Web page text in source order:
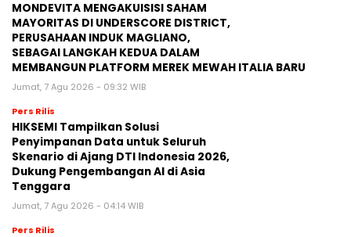
MONDEVITA MENGAKUISISI SAHAM
MAYORITAS DI UNDERSCORE DISTRICT,
PERUSAHAAN INDUK MAGLIANO,
SEBAGAI LANGKAH KEDUA DALAM
MEMBANGUN PLATFORM MEREK MEWAH ITALIA BARU
Jumat, 7 Agu 2026 - 09:32 WIB
Pers Rilis
HIKSEMI Tampilkan Solusi
Penyimpanan Data untuk Seluruh
Skenario di Ajang DTI Indonesia 2026,
Dukung Pengembangan AI di Asia
Tenggara
Jumat, 7 Agu 2026 - 04:14 WIB
Pers Rilis